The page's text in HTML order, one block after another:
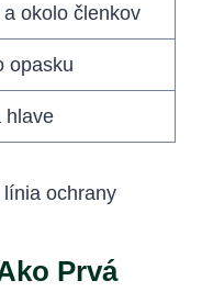
okolo členkov
opasku
hlave
Prvá